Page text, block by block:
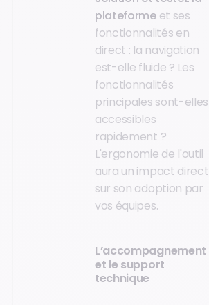
plateformeet ses
fonctionnalités en
direct : la navigation
est-elle fluide ? Les
fonctionnalités
principales sont-elles
accessibles
rapidement ?
L'ergonomie de l'outil
aura un impact direct
sur son adoption par
vos équipes.
L’accompagnement
et le support
technique